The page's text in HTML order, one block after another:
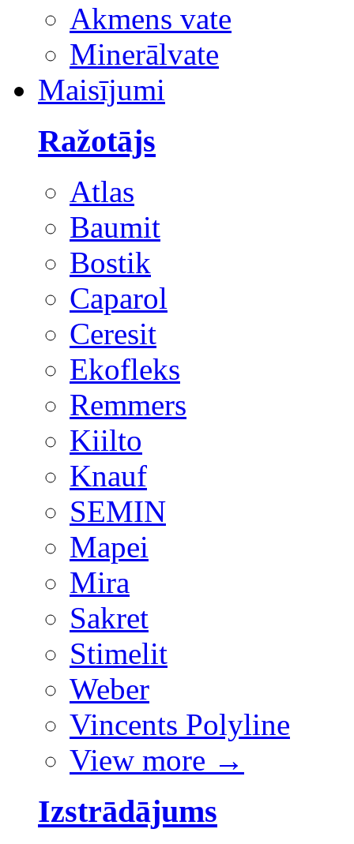
Akmens vate
Minerālvate
Maisījumi
Ražotājs
Atlas
Baumit
Bostik
Caparol
Ceresit
Ekofleks
Remmers
Kiilto
Knauf
SEMIN
Mapei
Mira
Sakret
Stimelit
Weber
Vincents Polyline
View more →
Izstrādājums